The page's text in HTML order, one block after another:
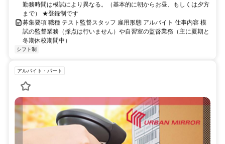
能性あり（その際は勤務教室の時給になります）
勤務時間は模試により異なる。（基本的に朝からお昼、もしくは夕方
まで） ★登録制です
募集要項 職種 テスト監督スタッフ 雇用形態 アルバイト 仕事内容 模
試の監督業務（採点は行いません）や自習室の監督業務（主に夏期と
冬期休校期間中）
シフト制
アルバイト・パート